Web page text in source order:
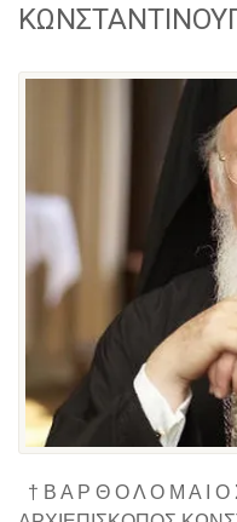
† Β Α Ρ Θ Ο Λ Ο Μ Α Ι